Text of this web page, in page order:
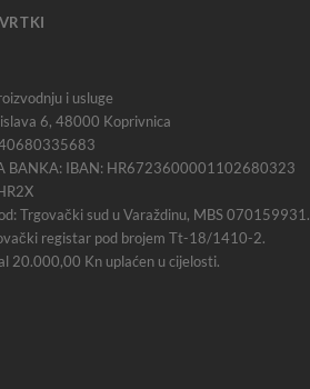
i usluge
6, 48000 Koprivnica
BANKA: IBAN: HR6723600001102680323
Trgovački sud u Varaždinu, MBS 070159931.
registar pod brojem Tt-18/1410-2.
20.000,00 Kn uplaćen u cijelosti.